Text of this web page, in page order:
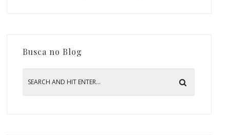
Busca no Blog